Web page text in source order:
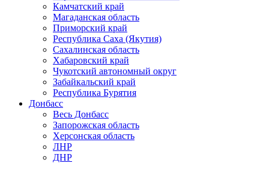
Камчатский край
Магаданская область
Приморский край
Республика Саха (Якутия)
Сахалинская область
Хабаровский край
Чукотский автономный округ
Забайкальский край
Республика Бурятия
Донбасс
Весь Донбасс
Запорожская область
Херсонская область
ЛНР
ДНР